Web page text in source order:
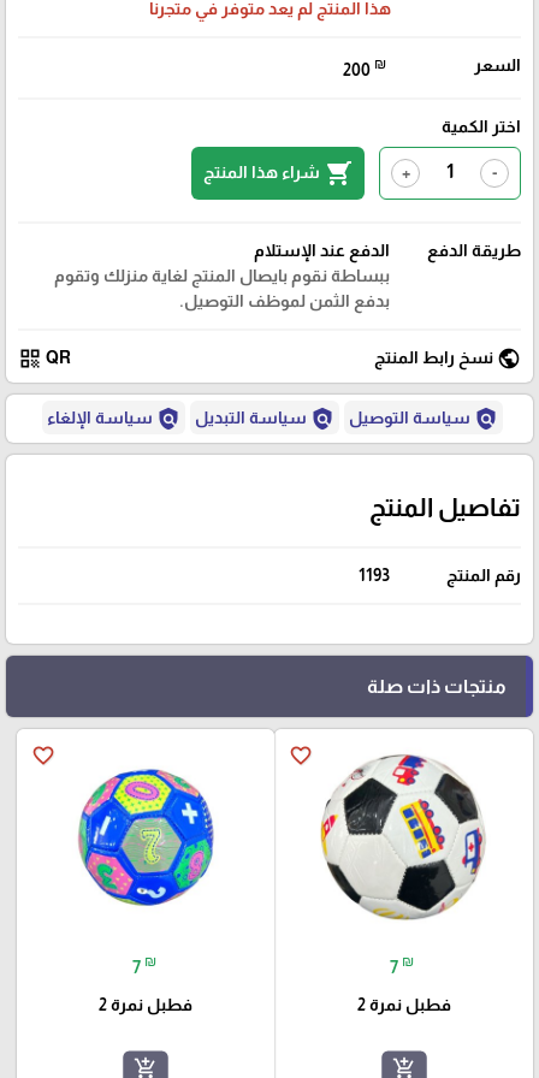
هذا المنتج لم يعد متوفر في متجرنا
السعر 200 ₪
اختر الكمية
-
+
shopping_cart شراء هذا المنتج
طريقة الدفع
الدفع عند الإستلام
ببساطة نقوم بايصال المنتج لغاية منزلك وتقوم
بدفع الثمن لموظف التوصيل.
public نسخ رابط المنتج QR
qr_code
policy سياسة التوصيل policy سياسة التبديل policy سياسة الإلغاء
تفاصيل المنتج
رقم المنتج 1193
منتجات ذات صلة
favorite_border
7 ₪
فطبل نمرة 2
add_shopping_cart
favorite_border
7 ₪
فطبل نمرة 2
add_shopping_cart